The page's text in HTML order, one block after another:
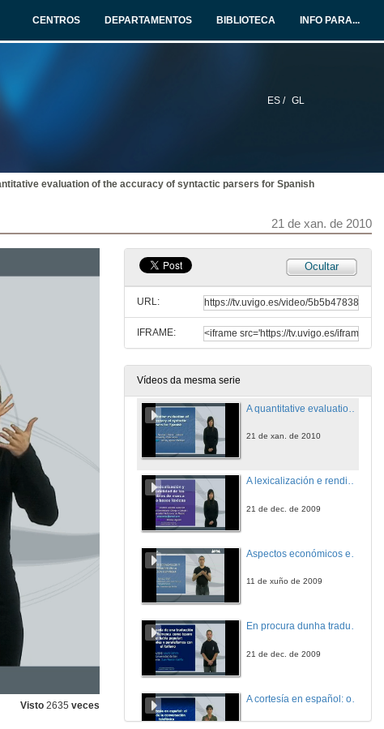
CENTROS DEPARTAMENTOS BIBLIOTECA INFO PARA...
ES / GL
evaluation of the accuracy of syntactic parsers for Spanish
21 de xan. de 2010
Visto 2635 veces
Ocultar
URL:
IFRAME:
Vídeos da mesma serie
O mundo real e cortesán, a comunicación oral entre españois e austriacos na corte vienesa dos séculos XVI e XVII
17 de dec. de 2009
Estructura argumental e rede de construcións na codificación de relacións parte/todo: a construción SUJ-PRD-CDIRtodo-CPREP (EN)parte
A inserción de anáforas-se como estratexia de axuste na interficie léxico-sintaxe
O caso dos verbos ergativos
18 de feb. de 2010
21 de xan. de 2010
A lexicalización e rendibilidade dos nomes de marca como bases léxicas
21 de dec. de 2009
11 de xuño de 2009
En procura dunha tradución a copla flamenca como tesouro da fala popular: identidades e paralelismos co italiano
21 de dec. de 2009